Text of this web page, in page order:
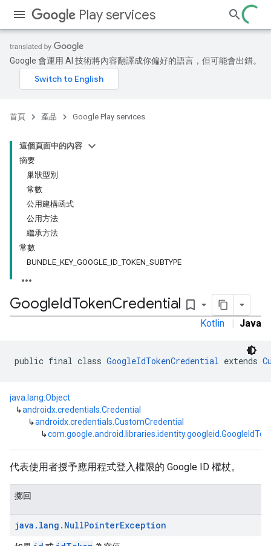
Play services
Google 會運用 AI 技術將內容翻譯成你偏好的語言，但可能會出錯。
首頁 產品 Google Play services
這個頁面中的內容
摘要
巢狀型別
常數
公用建構函式
公用方法
繼承方法
常數
BUNDLE_KEY_GOOGLE_ID_TOKEN_SUBTYPE
GoogleIdTokenCredential bookmark_border
Kotlin | Java
public final class GoogleIdTokenCredential extends
java.lang.Object
↳androidx.credentials.Credential
↳androidx.credentials.CustomCredential
↳
代表使用者授予應用程式登入權限的 Google ID 權杖。
擲回
java . lang . NullPointerException